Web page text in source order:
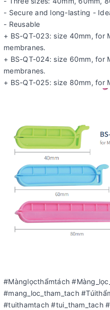
- Secure and long-lasting -
- Reusable
+ BS-QT-023: size 40mm, for
membranes.
+ BS-QT-024: size 60mm, for
membranes.
+ BS-QT-025: size 80mm, for
#Mànglọcthẩmtách
#mang_loc_tham_tach
#tuithamtach #tui_tham_tach